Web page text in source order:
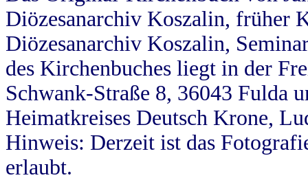
Diözesanarchiv Koszalin, früher
Diözesanarchiv Koszalin,
des Kirchenbuches liegt in der
Schwank-Straße 8, 36043 Fulda
Heimatkreises Deutsch Krone,
Hinweis: Derzeit ist das
erlaubt.